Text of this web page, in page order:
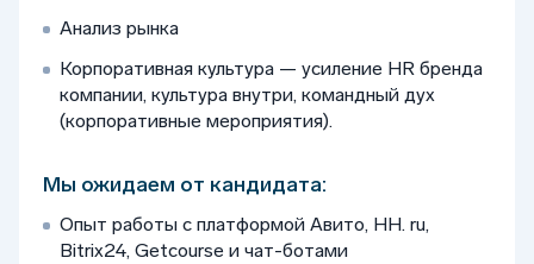
Анализ рынка
Корпоративная культура — усиление HR бренда
компании, культура внутри, командный дух
(корпоративные мероприятия).
Мы ожидаем от кандидата:
Опыт работы с платформой Авито, HH. ru,
Bitrix24, Getcourse и чат-ботами